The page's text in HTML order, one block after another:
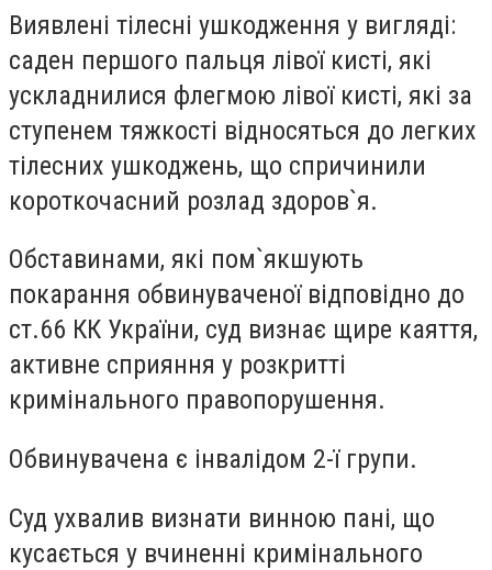
Виявлені тілесні ушкодження у вигляді:
саден першого пальця лівої кисті, які
ускладнилися флегмою лівої кисті, які за
ступенем тяжкості відносяться до легких
тілесних ушкоджень, що спричинили
короткочасний розлад здоров`я.
Обставинами, які пом`якшують
покарання обвинуваченої відповідно до
ст.66 КК України, суд визнає щире каяття,
активне сприяння у розкритті
кримінального правопорушення.
Обвинувачена є інвалідом 2-ї групи.
Суд ухвалив визнати винною пані, що
кусається у вчиненні кримінального